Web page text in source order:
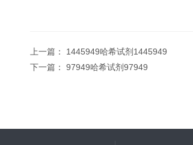
上一篇： 1445949哈希试剂1445949
下一篇： 97949哈希试剂97949